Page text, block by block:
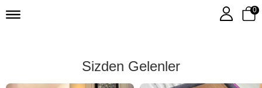
0
Sizden Gelenler